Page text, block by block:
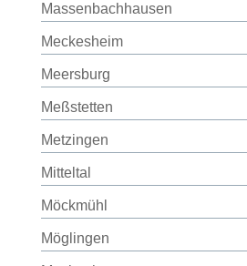
Massenbachhausen
Meckesheim
Meersburg
Meßstetten
Metzingen
Mitteltal
Möckmühl
Möglingen